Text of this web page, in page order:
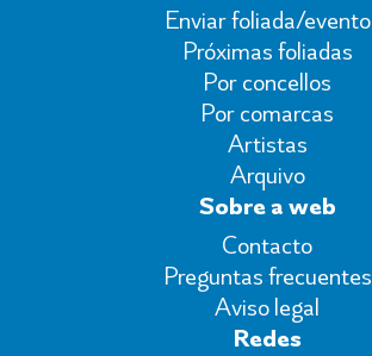
Enviar foliada/evento
Próximas foliadas
Por concellos
Por comarcas
Artistas
Arquivo
Sobre a web
Contacto
Preguntas frecuentes
Aviso legal
Redes